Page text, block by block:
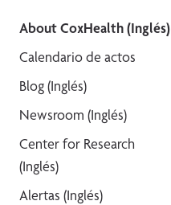
About CoxHealth (Inglés)
Calendario de actos
Blog (Inglés)
Newsroom (Inglés)
Center for Research
(Inglés)
Alertas (Inglés)